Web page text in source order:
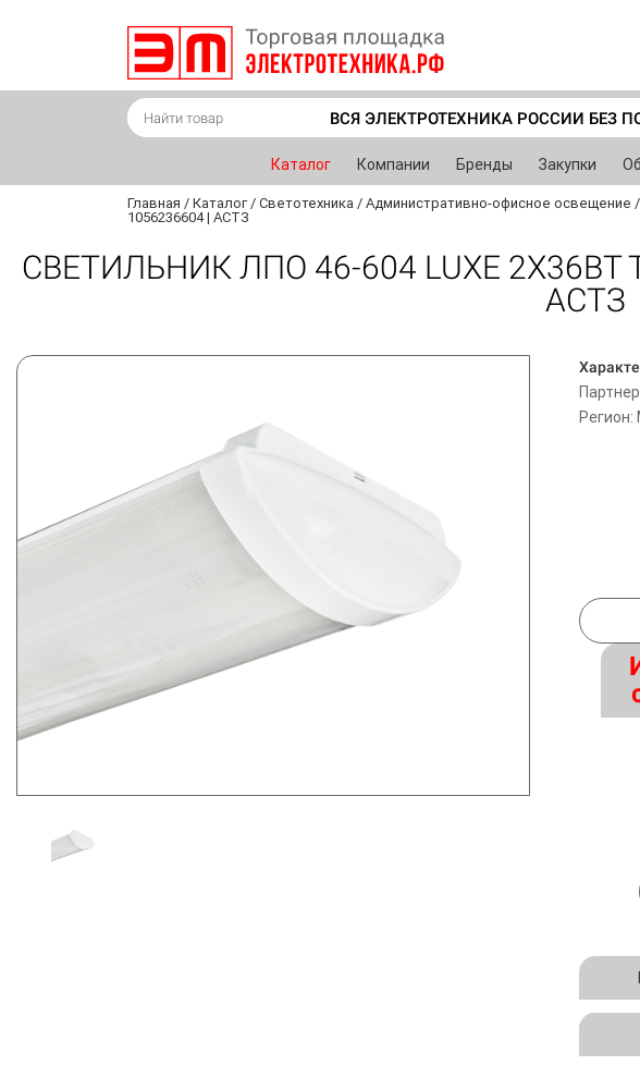
ВСЯ ЭЛЕКТРОТЕХНИКА РОССИИ БЕЗ
Каталог Компании Бренды Закупки
Главная / Каталог / Светотехника / Административно-офисное освещение /
1056236604 | АСТЗ
СВЕТИЛЬНИК ЛПО 46-604 LUXE 2Х36ВТ
АСТЗ
Регион: